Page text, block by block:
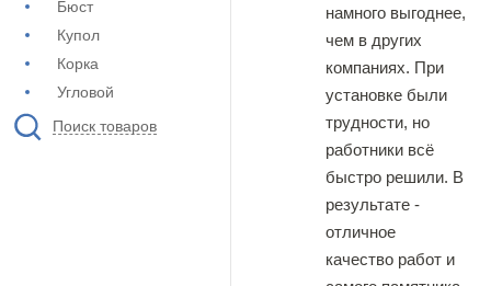
Бюст
Купол
Корка
Угловой
Поиск товаров
намного выгоднее,
чем в других
компаниях. При
установке были
трудности, но
работники всё
быстро решили. В
результате -
отличное
качество работ и